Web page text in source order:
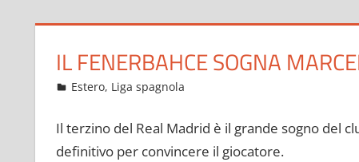
IL FENERBAHCE SOGNA
Settembre 9, 2021
admin
Estero, Liga spagnola
Il terzino del Real Madrid è il grande sogno del
definitivo per convincere il giocatore.